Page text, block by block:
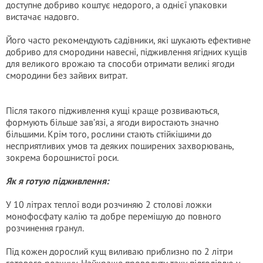
доступне добриво коштує недорого, а однієї упаковки
вистачає надовго.
Його часто рекомендують садівники, які шукають ефективне
добриво для смородини навесні, підживлення ягідних кущів
для великого врожаю та способи отримати великі ягоди
смородини без зайвих витрат.
Після такого підживлення кущі краще розвиваються,
формують більше зав’язі, а ягоди виростають значно
більшими. Крім того, рослини стають стійкішими до
несприятливих умов та деяких поширених захворювань,
зокрема борошнистої роси.
Як я готую підживлення:
У 10 літрах теплої води розчиняю 2 столові ложки
монофосфату калію та добре перемішую до повного
розчинення гранул.
Під кожен дорослий кущ виливаю приблизно по 2 літри